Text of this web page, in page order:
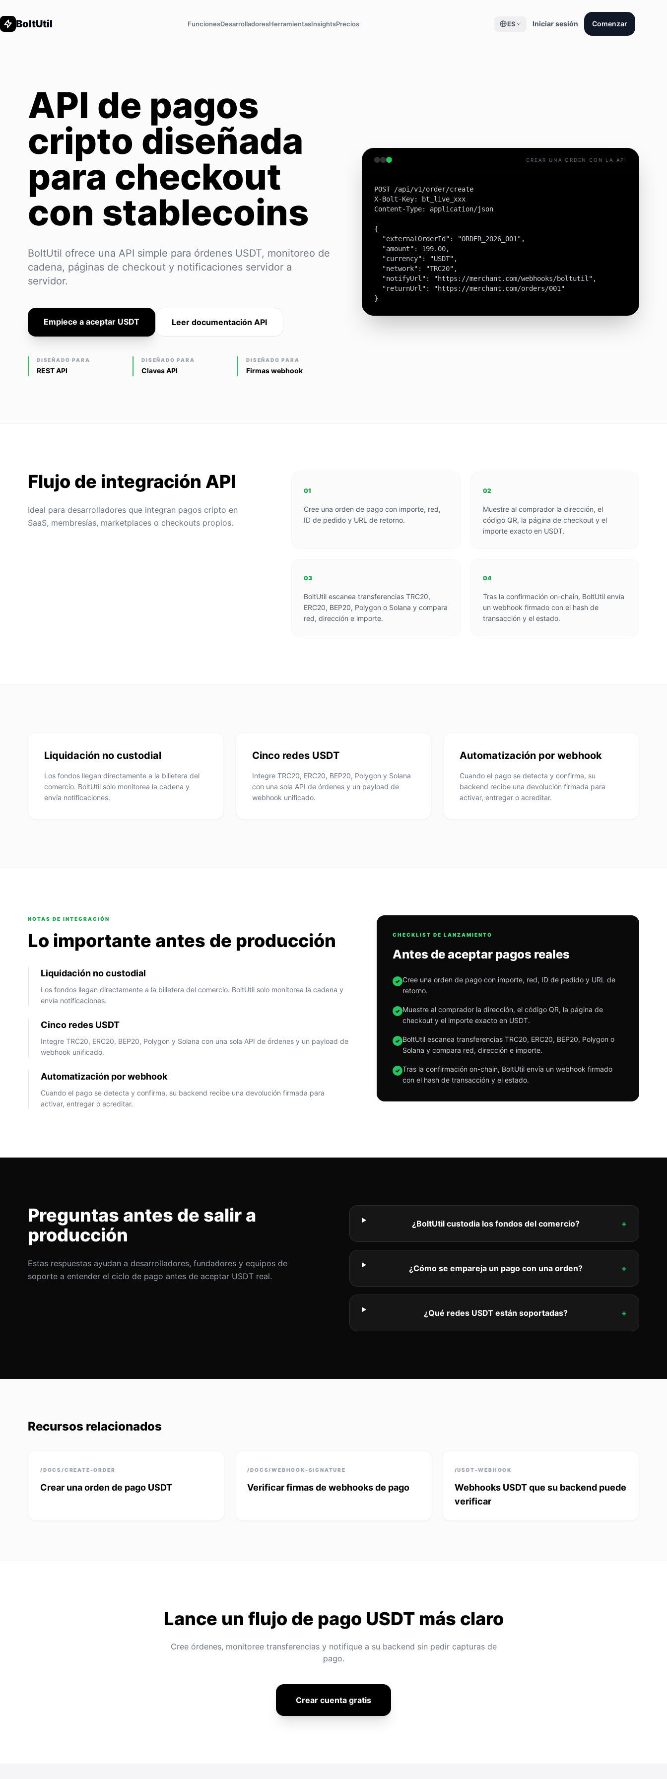
BoltUtil FuncionesDesarrolladoresHerramientasInsightsPrecios ES Iniciar sesión Comenzar
API de pagos
cripto diseñada
para checkout
con stablecoins
BoltUtil ofrece una API simple para órdenes USDT, monitoreo de
cadena, páginas de checkout y notificaciones servidor a
servidor.
Empiece a aceptar USDT Leer documentación API
DISEÑADO PARA
REST API
DISEÑADO PARA
Claves API
DISEÑADO PARA
Firmas webhook
CREAR UNA ORDEN CON LA API
POST /api/v1/order/create
X-Bolt-Key: bt_live_xxx
Content-Type: application/json
{
  "externalOrderId": "ORDER_2026_001",
  "amount": 199.00,
  "currency": "USDT",
  "network": "TRC20",
  "notifyUrl": "https://merchant.com/webhooks/boltutil",
  "returnUrl": "https://merchant.com/orders/001"
}
Flujo de integración API
Ideal para desarrolladores que integran pagos cripto en
SaaS, membresías, marketplaces o checkouts propios.
01
Cree una orden de pago con importe, red,
ID de pedido y URL de retorno.
02
Muestre al comprador la dirección, el
código QR, la página de checkout y el
importe exacto en USDT.
03
BoltUtil escanea transferencias TRC20,
ERC20, BEP20, Polygon o Solana y compara
red, dirección e importe.
04
Tras la confirmación on-chain, BoltUtil envía
un webhook firmado con el hash de
transacción y el estado.
Liquidación no custodial
Los fondos llegan directamente a la billetera del
comercio. BoltUtil solo monitorea la cadena y
envía notificaciones.
Cinco redes USDT
Integre TRC20, ERC20, BEP20, Polygon y Solana
con una sola API de órdenes y un payload de
webhook unificado.
Automatización por webhook
Cuando el pago se detecta y confirma, su
backend recibe una devolución firmada para
activar, entregar o acreditar.
NOTAS DE INTEGRACIÓN
Lo importante antes de producción
Liquidación no custodial
Los fondos llegan directamente a la billetera del comercio. BoltUtil solo monitorea la cadena y
envía notificaciones.
Cinco redes USDT
Integre TRC20, ERC20, BEP20, Polygon y Solana con una sola API de órdenes y un payload de
webhook unificado.
Automatización por webhook
Cuando el pago se detecta y confirma, su backend recibe una devolución firmada para
activar, entregar o acreditar.
CHECKLIST DE LANZAMIENTO
Antes de aceptar pagos reales
✓ Cree una orden de pago con importe, red, ID de pedido y URL de
retorno.
✓ Muestre al comprador la dirección, el código QR, la página de
checkout y el importe exacto en USDT.
✓ BoltUtil escanea transferencias TRC20, ERC20, BEP20, Polygon o
Solana y compara red, dirección e importe.
✓ Tras la confirmación on-chain, BoltUtil envía un webhook firmado
con el hash de transacción y el estado.
Preguntas antes de salir a
producción
Estas respuestas ayudan a desarrolladores, fundadores y equipos de
soporte a entender el ciclo de pago antes de aceptar USDT real.
¿BoltUtil custodia los fondos del comercio? +
¿Cómo se empareja un pago con una orden? +
¿Qué redes USDT están soportadas? +
Recursos relacionados
/DOCS/CREATE-ORDER
Crear una orden de pago USDT
/DOCS/WEBHOOK-SIGNATURE
Verificar firmas de webhooks de pago
/USDT-WEBHOOK
Webhooks USDT que su backend puede
verificar
Lance un flujo de pago USDT más claro
Cree órdenes, monitoree transferencias y notifique a su backend sin pedir capturas de
pago.
Crear cuenta gratis